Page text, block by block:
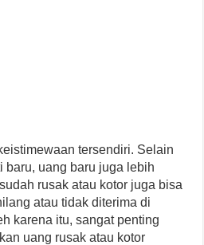
tersendiri. Selain
baru, uang baru juga lebih
rusak atau kotor juga bisa
atau tidak diterima di
karena itu, sangat penting
uang rusak atau kotor